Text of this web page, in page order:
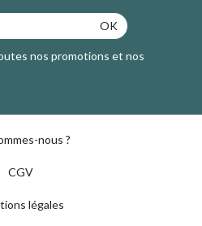
OK
nos promotions et nos
nous ?
CGV
légales